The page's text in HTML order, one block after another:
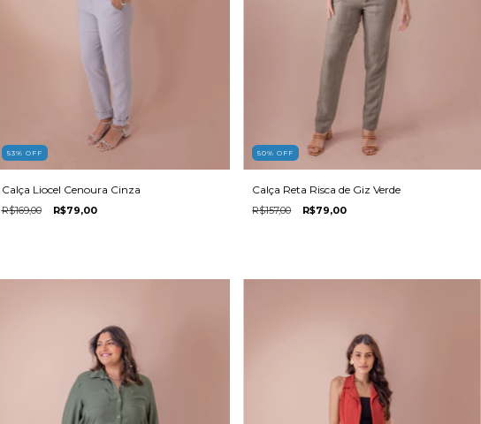
53% OFF
Calça Liocel Cenoura Cinza
R$169,00 R$79,00
50%OFF
Calça Reta Risca de Giz Verde
R$157,00 R$79,00